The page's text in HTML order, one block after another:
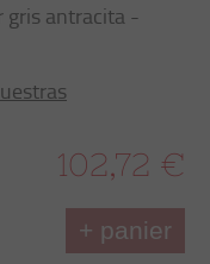
gris antracita -
102,72 €
+ panier